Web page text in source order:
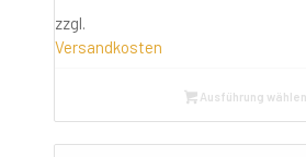
zzgl.
Versandkosten
Ausführung wählen